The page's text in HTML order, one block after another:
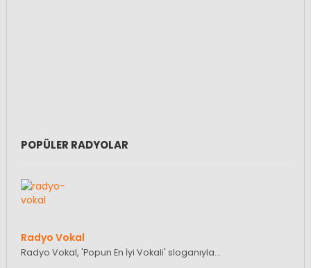
POPÜLER RADYOLAR
Radyo Vokal
Radyo Vokal, 'Popun En İyi Vokali' sloganıyla…